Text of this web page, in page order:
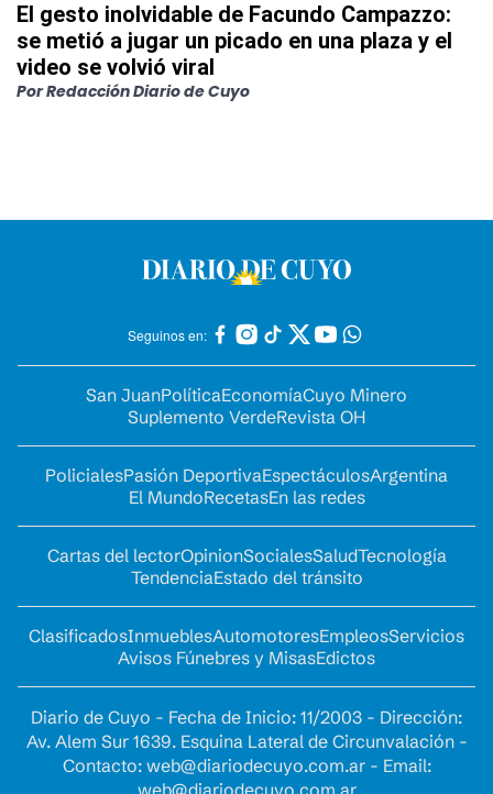
El gesto inolvidable de Facundo Campazzo:
se metió a jugar un picado en una plaza y el
video se volvió viral
PorRedacción Diario de Cuyo
Seguinos en:
San JuanPolíticaEconomíaCuyo Minero
Suplemento VerdeRevista OH
PolicialesPasión DeportivaEspectáculosArgentina
El MundoRecetasEn las redes
Cartas del lectorOpinionSocialesSaludTecnología
TendenciaEstado del tránsito
ClasificadosInmueblesAutomotoresEmpleosServicios
Avisos Fúnebres y MisasEdictos
Diario de Cuyo - Fecha de Inicio: 11/2003 - Dirección:
Av. Alem Sur 1639. Esquina Lateral de Circunvalación -
Contacto: web@diariodecuyo.com.ar- Email: